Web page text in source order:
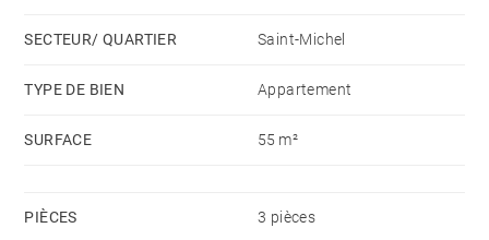
SECTEUR/ QUARTIER Saint-Michel
TYPE DE BIEN Appartement
SURFACE 55 m²
PIÈCES 3 pièces